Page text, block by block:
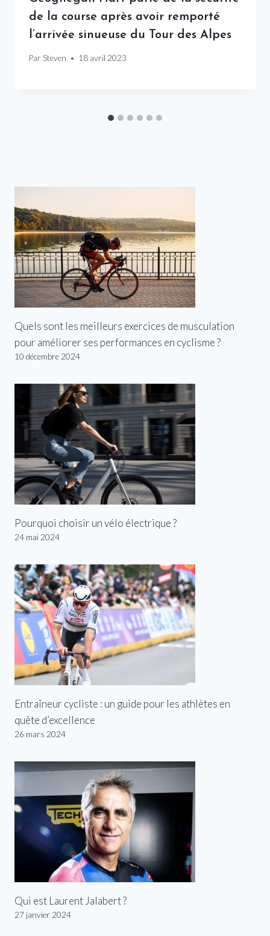
de la course après avoir remporté
l’arrivée sinueuse du Tour des Alpes
Par Steven 18 avril 2023
Quels sont les meilleurs exercices de musculation
pour améliorer ses performances en cyclisme ?
10 décembre 2024
Pourquoi choisir un vélo électrique ?
24 mai 2024
Entraîneur cycliste : un guide pour les athlètes en
quête d’excellence
26 mars 2024
Qui est Laurent Jalabert ?
27 janvier 2024